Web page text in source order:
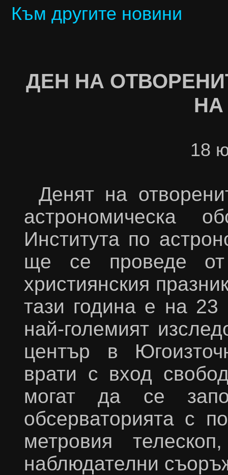
Към другите новини
ДЕН НА
НА
18
Денят на
астрономическа
Института по
ще се проведе
християнския
тази година е на
най-големият
център в
врати с вход
могат да се
обсерваторията с
метровия
наблюдателни